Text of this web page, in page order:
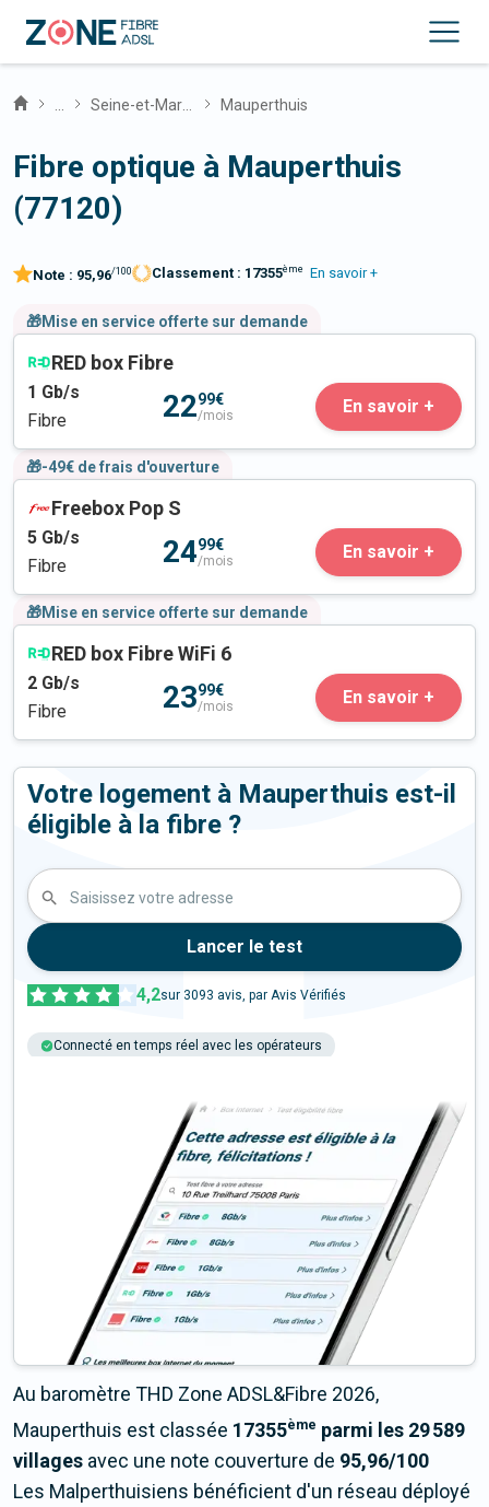
Mauperthuis
Fibre optique à Mauperthuis
(77120)
Note : 95,96/100 Classement : 17355ème En savoir +
🎁Mise en service offerte sur demande
RED box Fibre
1 Gb/s
Fibre
2299€
/mois En savoir +
🎁-49€ de frais d'ouverture
Freebox Pop S
5 Gb/s
Fibre
2499€
/mois En savoir +
🎁Mise en service offerte sur demande
RED box Fibre WiFi 6
2 Gb/s
Fibre
2399€
/mois En savoir +
Votre logement à Mauperthuis est-il
éligible à la fibre ?
Saisissez votre adresse
Lancer le test
4,2sur 3093 avis, par Avis Vérifiés
Connecté en temps réel avec les opérateurs
Au baromètre THD Zone ADSL&Fibre 2026,
Mauperthuis est classée 17355ème parmi les 29 589
villages avec une note couverture de 95,96/100
Les Malperthuisiens bénéficient d'un réseau déployé